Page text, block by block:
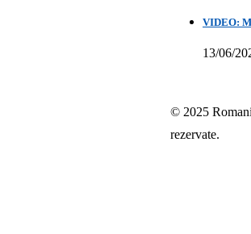
VIDEO:
13/06/
© 2025
rezervate.